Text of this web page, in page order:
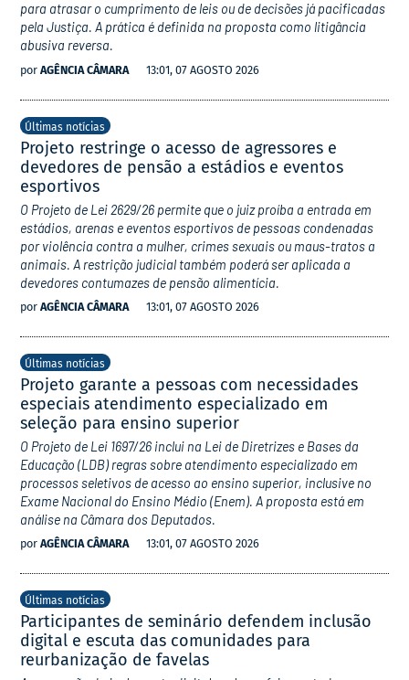
para atrasar o cumprimento de leis ou de decisões já pacificadas
pela Justiça. A prática é definida na proposta como litigância
abusiva reversa.
por AGÊNCIA CÂMARA 13:01, 07 AGOSTO 2026
Últimas notícias
Projeto restringe o acesso de agressores e
devedores de pensão a estádios e eventos
esportivos
O Projeto de Lei 2629/26 permite que o juiz proíba a entrada em
estádios, arenas e eventos esportivos de pessoas condenadas
por violência contra a mulher, crimes sexuais ou maus-tratos a
animais. A restrição judicial também poderá ser aplicada a
devedores contumazes de pensão alimentícia.
por AGÊNCIA CÂMARA 13:01, 07 AGOSTO 2026
Últimas notícias
Projeto garante a pessoas com necessidades
especiais atendimento especializado em
seleção para ensino superior
O Projeto de Lei 1697/26 inclui na Lei de Diretrizes e Bases da
Educação (LDB) regras sobre atendimento especializado em
processos seletivos de acesso ao ensino superior, inclusive no
Exame Nacional do Ensino Médio (Enem). A proposta está em
análise na Câmara dos Deputados.
por AGÊNCIA CÂMARA 13:01, 07 AGOSTO 2026
Últimas notícias
Participantes de seminário defendem inclusão
digital e escuta das comunidades para
reurbanização de favelas